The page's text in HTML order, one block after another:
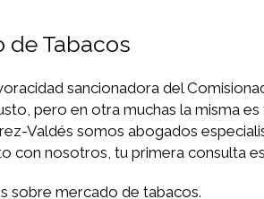
Tabacos
sancionadora del
pero en otra muchas la misma
Valdés somos abogados
con nosotros, tu primera consulta
sobre mercado de tabacos.